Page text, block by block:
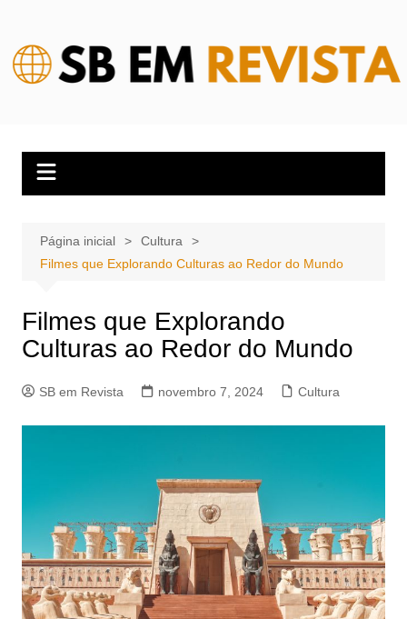
conteúdo
Página inicial
Cultura
Filmes que Explorando Culturas ao Redor do Mundo
Filmes que Explorando
Culturas ao Redor do Mundo
SB em Revista novembro 7, 2024 Cultura